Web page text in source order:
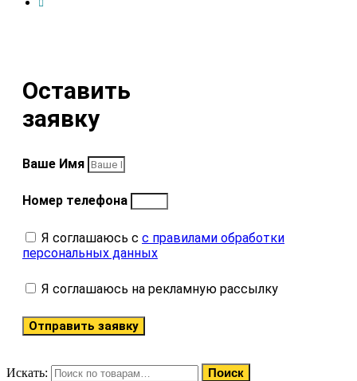
Оставить
заявку
Ваше Имя
Номер телефона
Я соглашаюсь с с правилами обработки
персональных данных
Я соглашаюсь на рекламную рассылку
Отправить заявку
Искать:
Поиск